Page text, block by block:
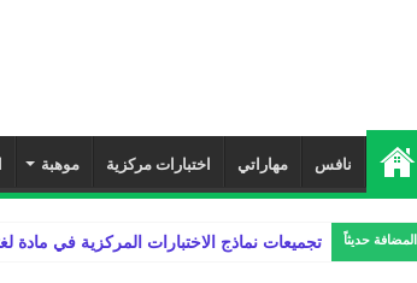
نافس مهاراتي اختبارات مركزية موهبة
المضافة حديثاً تجميعات نماذج الاختبارات المركزية في مادة